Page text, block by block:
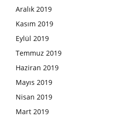
Aralık 2019
Kasım 2019
Eylül 2019
Temmuz 2019
Haziran 2019
Mayıs 2019
Nisan 2019
Mart 2019